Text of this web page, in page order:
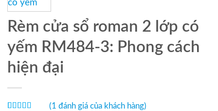
Rèm cửa sổ roman 2 lớp có
yếm RM484-3: Phong cách
hiện đại
(1 đánh giá của khách hàng)